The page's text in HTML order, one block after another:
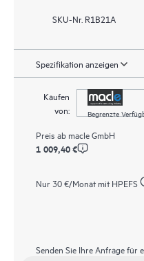
SKU-Nr. R1B21A
Spezifikation anzeigen
Kaufen
von:
Begrenzte
Preis ab macle GmbH
1 009,40 €
Nur 30 €/Monat mit HPEFS
Senden Sie Ihre Anfrage für